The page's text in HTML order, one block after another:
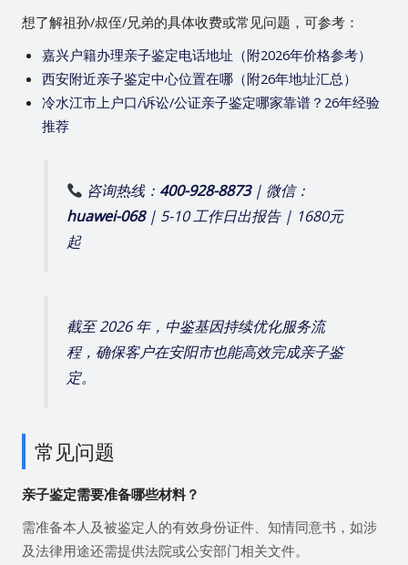
想了解祖孙/叔侄/兄弟的具体收费或常见问题，可参考：
嘉兴户籍办理亲子鉴定电话地址（附2026年价格参考）
西安附近亲子鉴定中心位置在哪（附26年地址汇总）
冷水江市上户口/诉讼/公证亲子鉴定哪家靠谱？26年经验
推荐
咨询热线： 400-928-8873| 微信：
huawei-068| 5-10 工作日出报告 | 1680元
起
截至 2026 年，中鉴基因持续优化服务流
程，确保客户在安阳市也能高效完成亲子鉴
定。
常见问题
亲子鉴定需要准备哪些材料？
需准备本人及被鉴定人的有效身份证件、知情同意书，如涉
及法律用途还需提供法院或公安部门相关文件。